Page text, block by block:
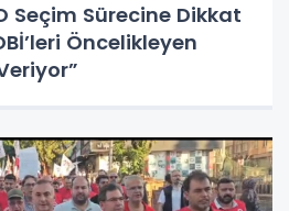
Seçim Sürecine Dikkat
Öncelikleyen